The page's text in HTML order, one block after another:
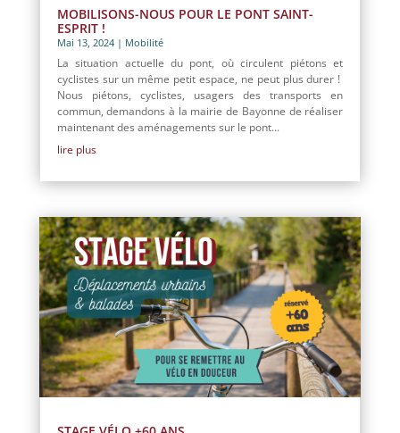
MOBILISONS-NOUS POUR LE PONT SAINT-
ESPRIT !
Mai 13, 2024| Mobilité
La situation actuelle du pont, où circulent piétons et
cyclistes sur un même petit espace, ne peut plus durer !
Nous piétons, cyclistes, usagers des transports en
commun, demandons à la mairie de Bayonne de réaliser
maintenant des aménagements sur le pont...
lire plus